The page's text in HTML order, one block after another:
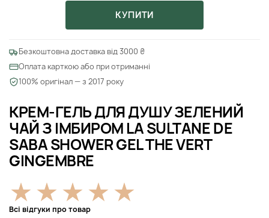
КРЕМ-ГЕЛЬ ДЛЯ ДУШУ ЗЕЛЕНИЙ
ЧАЙ З ІМБИРОМ LA SULTANE DE
SABA SHOWER GEL THE VERT
GINGEMBRE
Всі відгуки про товар
КУПИТИ
Безкоштовна доставка від 3000 ₴
Оплата карткою або при отриманні
100% оригінал — з 2017 року